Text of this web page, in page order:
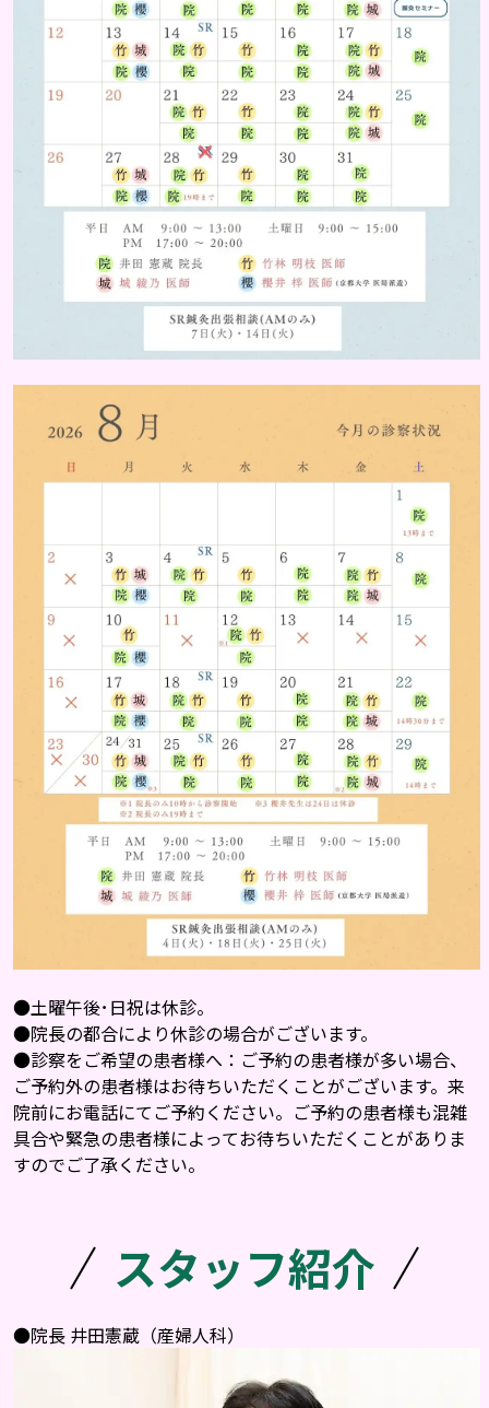
●土曜午後･日祝は休診。
●院長の都合により休診の場合がございます。
●診察をご希望の患者様へ：ご予約の患者様が多い場合、
ご予約外の患者様はお待ちいただくことがございます。来
院前にお電話にてご予約ください。ご予約の患者様も混雑
具合や緊急の患者様によってお待ちいただくことがありま
すのでご了承ください。
スタッフ紹介
●院長 井田憲蔵（産婦人科）